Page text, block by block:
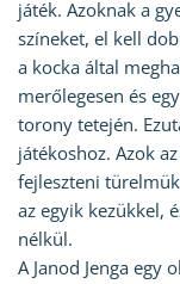
játék. Azoknak a
színeket, el kell
a kocka által
merőlegesen és
torony tetején.
játékoshoz. Azok
fejleszteni
az egyik kezükkel,
nélkül.
A Janod Jenga egy